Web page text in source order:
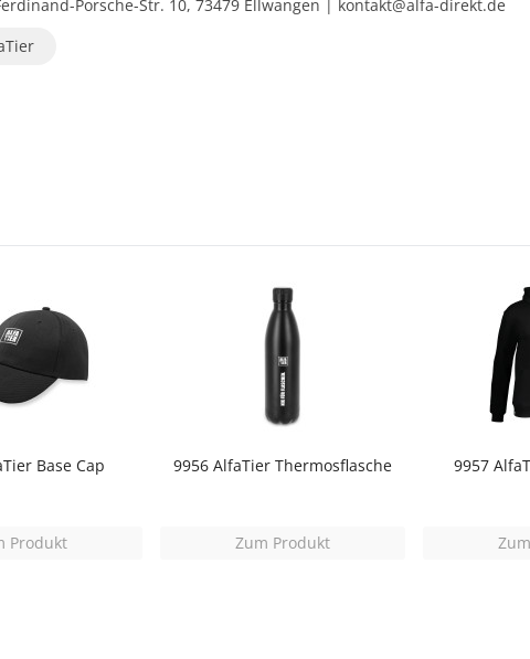
Porsche-Str. 10, 73479 Ellwangen | kontakt@alfa-direkt.de
Base Cap
Produkt
9956 AlfaTier Thermosflasche
Zum Produkt
9957